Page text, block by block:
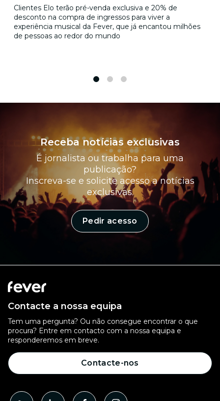
Clientes Elo terão pré-venda exclusiva e 20% de
desconto na compra de ingressos para viver a
experiência musical da Fever, que já encantou milhões
de pessoas ao redor do mundo
Receba notícias exclusivas
É jornalista ou trabalha para uma
publicação?
Inscreva-se e solicite acesso a notícias
exclusivas.
Pedir acesso
Contacte a nossa equipa
Tem uma pergunta? Ou não consegue encontrar o que
procura? Entre em contacto com a nossa equipa e
responderemos em breve.
Contacte-nos